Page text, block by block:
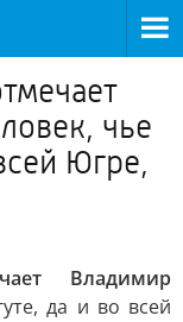
чье
Югре,
Владимир
да и во всей